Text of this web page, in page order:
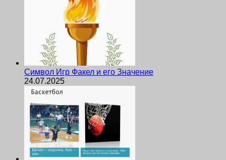
Символ Игр Факел и его Значение
24.07.2025